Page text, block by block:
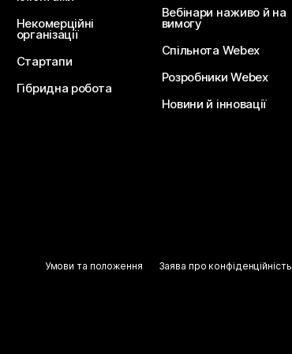
Некомерційні
організації
Стартапи
Гібридна робота
Вебінари наживо й на
вимогу
Спільнота Webex
Розробники Webex
Новини й інновації
Умови та положення Заява про конфіденційність